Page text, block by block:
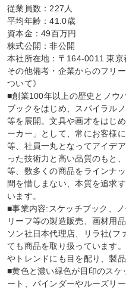
従業員数：227人
平均年齢：41.0歳
資本金：49百万円
株式公開：非公開
本社所在地：〒164-0011 東
その他備考・企業からのフリ
ついて》
■創業100年以上の歴史とノウ
ブックをはじめ、スパイラル
等を展開。文具や画才をはじ
ーカー」として、常にお客様
等、社員一丸となってアイデ
った技術力と高い品質のもと
等、数多くの商品をラインナ
間を惜しまない、本質を追求
います。
■事業内容:スケッチブック、
リーフ等の製造販売、画材用
ソン社日本代理店、リラ社(フ
ても商品を取り扱っています
やトレンドにも目を配り、製
■黄色と濃い緑色が目印のスケ
ート、バインダーやルーズリー